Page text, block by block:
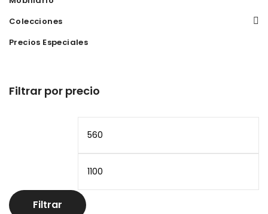
Colecciones
Precios Especiales
Filtrar por precio
Filtrar